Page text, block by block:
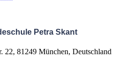
Petra Skant
22, 81249 München, Deutschland